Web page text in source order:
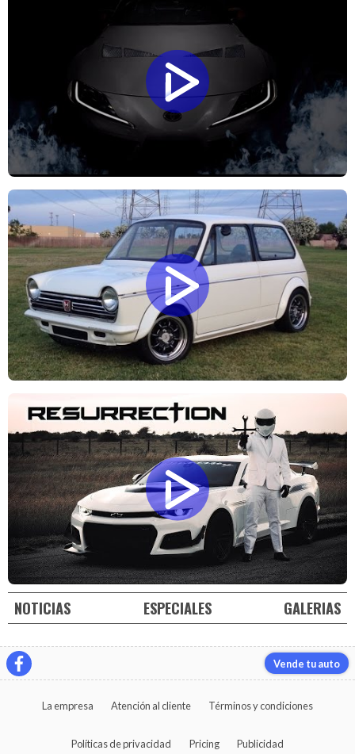
NOTICIAS ESPECIALES GALERIAS
Vende tu auto
La empresa Atención al cliente Términos y condiciones
Políticas de privacidad Pricing Publicidad